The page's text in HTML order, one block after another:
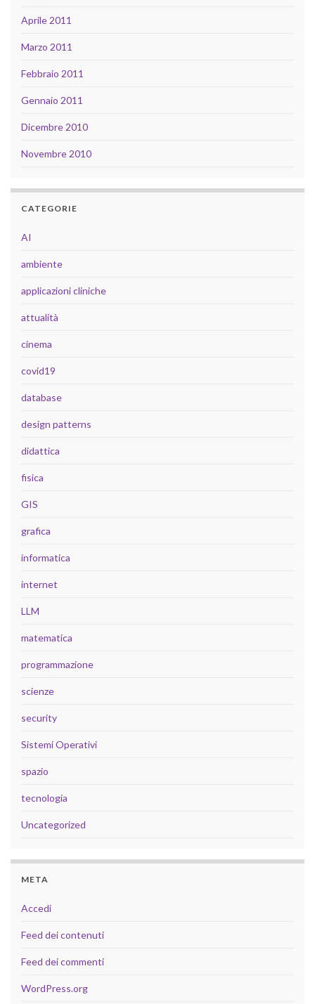
Aprile 2011
Marzo 2011
Febbraio 2011
Gennaio 2011
Dicembre 2010
Novembre 2010
CATEGORIE
AI
ambiente
applicazioni cliniche
attualità
cinema
covid19
database
design patterns
didattica
fisica
GIS
grafica
informatica
internet
LLM
matematica
programmazione
scienze
security
Sistemi Operativi
spazio
tecnologia
Uncategorized
META
Accedi
Feed dei contenuti
Feed dei commenti
WordPress.org